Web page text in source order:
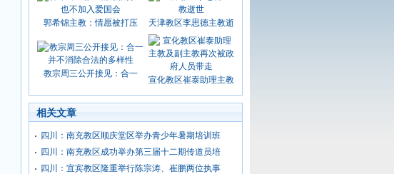
郭希锦主教：情愿被打压 天津教区李思德主教逝
教宗周三公开接见：合一
宣化教区崔泰助理主教
相关文章
四川：南充教区顺庆堂区举办青少年暑期培训班
四川：南充教区成功举办第三届十二期传道员培
四川：宜宾教区隆重举行陈宗涛、崔鹏两位执事